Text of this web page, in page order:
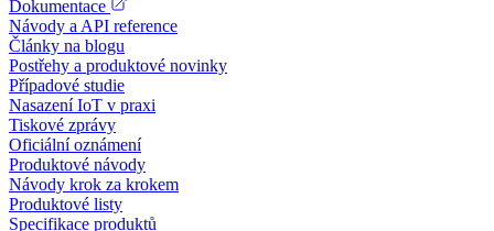
Dokumentace
Návody a API reference
Články na blogu
Postřehy a produktové novinky
Případové studie
Nasazení IoT v praxi
Tiskové zprávy
Oficiální oznámení
Produktové návody
Návody krok za krokem
Produktové listy
Specifikace produktů